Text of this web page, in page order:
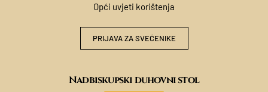
Opći uvjeti korištenja
PRIJAVA ZA SVEĆENIKE
Nadbiskupski duhovni stol